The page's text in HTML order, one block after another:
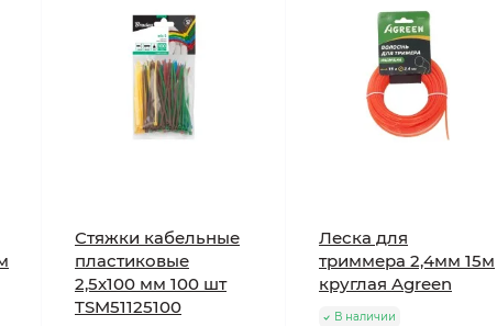
Стяжки кабельные
пластиковые
2,5x100 мм 100 шт
TSM51125100
Леска для
триммера 2,4мм 15м
круглая Agreen
В наличии